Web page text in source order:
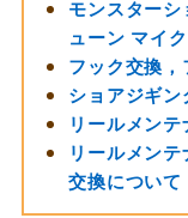
モンスター
ューン マイ
フック交換
ショアジギ
リールメン
リールメン
交換について